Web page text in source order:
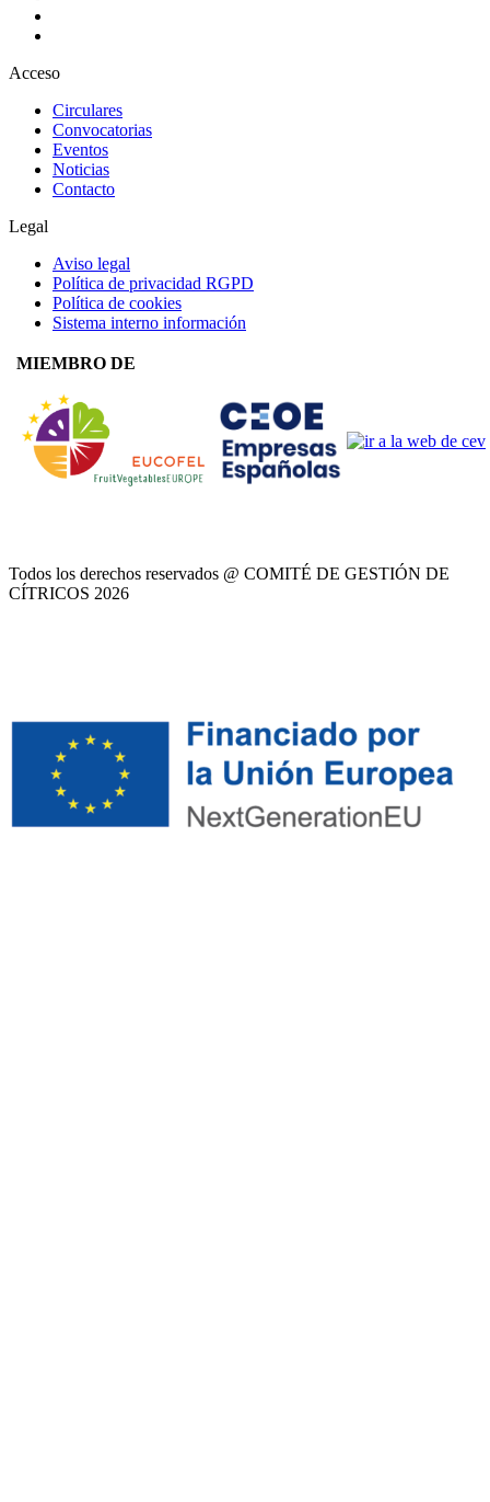
Acceso
Circulares
Convocatorias
Eventos
Noticias
Contacto
Legal
Aviso legal
Política de privacidad RGPD
Política de cookies
Sistema interno información
MIEMBRO DE
Todos los derechos reservados @ COMITÉ DE GESTIÓN DE
CÍTRICOS 2026